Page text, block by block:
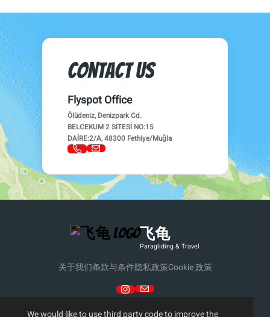
Contact us
Flyspot Office
Ölüdeniz, Denizpark Cd.
BELCEKUM 2 SİTESİ NO:15
DAİRE:2/A, 48300 Fethiye/Muğla
飞龟
Paragliding & Travel
关于我们条款与条件隐私政策Cookie 政策